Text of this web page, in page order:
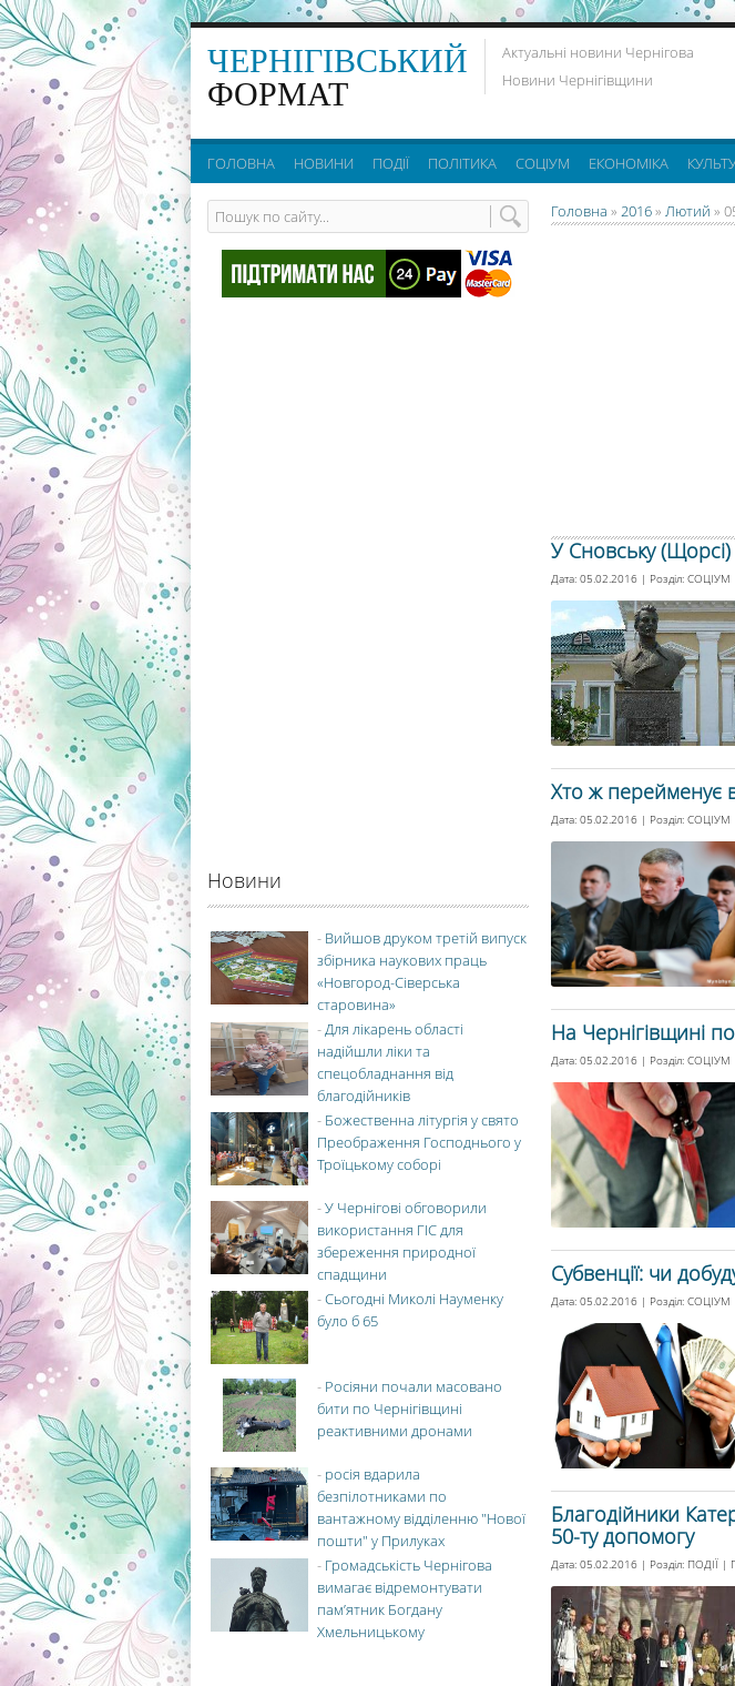
ЧЕРНІГІВСЬКИЙ
ФОРМАТ
Актуальні новини Чернігова
Новини Чернігівщини
ГОЛОВНА НОВИНИ ПОДІЇ ПОЛІТИКА СОЦІУМ ЕКОНОМІКА
Головна » 2016» Лютий »
У Сновську
Дата: 05.02.2016 | Розділ: СОЦІУМ
Хто ж перейменує
Дата: 05.02.2016 | Розділ: СОЦІУМ
На Чернігівщині
Дата: 05.02.2016 | Розділ: СОЦІУМ
Субвенції: чи
Дата: 05.02.2016 | Розділ: СОЦІУМ
Благодійники
50-ту допомогу
Дата: 05.02.2016 | Розділ: ПОДІЇ |
Новини
- Вийшов друком третій випуск
збірника наукових праць
«Новгород-Сіверська
старовина»
-Для лікарень області
надійшли ліки та
спецобладнання від
благодійників
- Божественна літургія у свято
Преображення Господнього у
Троїцькому соборі
-У Чернігові обговорили
використання ГІС для
збереження природної
спадщини
-Сьогодні Миколі Науменку
було б 65
- Росіяни почали масовано
бити по Чернігівщині
реактивними дронами
- росія вдарила
безпілотниками по
вантажному відділенню "Нової
пошти" у Прилуках
- Громадськість Чернігова
вимагає відремонтувати
пам’ятник Богдану
Хмельницькому